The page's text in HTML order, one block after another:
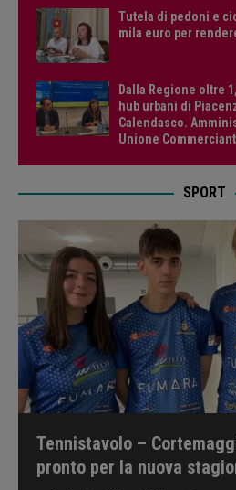
Tutela di pedoni e
mila euro per
Dalla Regione oltre
hub urbani di
Calendasco.
Unione
SPORT
Tennistavolo –
pronto per la nuova